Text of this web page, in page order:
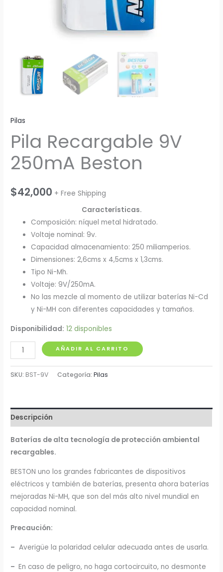
Pilas
Pila Recargable 9V
250mA Beston
$42,000 + Free Shipping
Características.
Composición: níquel metal hidratado.
Voltaje nominal: 9v.
Capacidad almacenamiento: 250 miliamperios.
Dimensiones: 2,6cms x 4,5cms x 1,3cms.
Tipo Ni-Mh.
Voltaje: 9V/250mA.
No las mezcle al momento de utilizar baterías Ni-Cd
y Ni-MH con diferentes capacidades y tamaños.
Disponibilidad: 12 disponibles
Recargable
9V
cantidad
AÑADIR AL CARRITO
SKU: BST-9V Categoría:Pilas
Descripción
Baterías de alta tecnología de protección ambiental
recargables.
BESTON uno los grandes fabricantes de dispositivos
eléctricos y también de baterías, presenta ahora baterías
mejoradas Ni-MH, que son del más alto nivel mundial en
capacidad nominal.
Precaución:
– Averigüe la polaridad celular adecuada antes de usarla.
– En caso de peligro, no haga cortocircuito, no desmonte